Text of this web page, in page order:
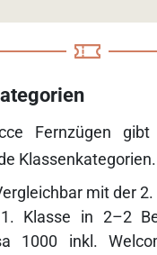
Fernzügen
Klassenkategorien.
mit der 2.
Klasse in 2–2
1000 inkl.